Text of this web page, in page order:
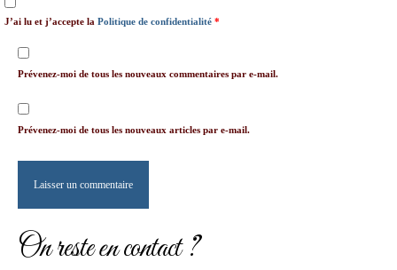
J’ai lu et j’accepte la Politique de confidentialité *
Prévenez-moi de tous les nouveaux commentaires par e-mail.
Prévenez-moi de tous les nouveaux articles par e-mail.
On reste en contact ?